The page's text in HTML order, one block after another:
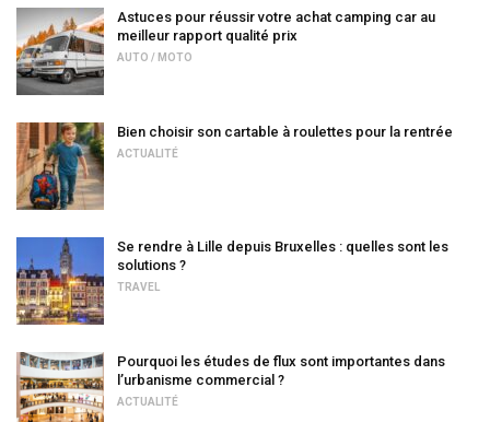
Astuces pour réussir votre achat camping car au
meilleur rapport qualité prix
AUTO / MOTO
Bien choisir son cartable à roulettes pour la rentrée
ACTUALITÉ
Se rendre à Lille depuis Bruxelles : quelles sont les
solutions ?
TRAVEL
Pourquoi les études de flux sont importantes dans
l’urbanisme commercial ?
ACTUALITÉ